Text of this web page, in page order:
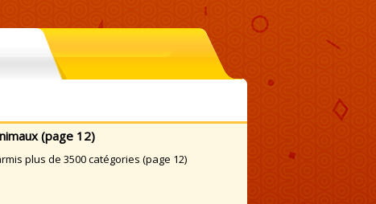
(page 12)
plus de 3500 catégories (page 12)